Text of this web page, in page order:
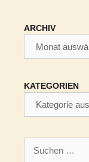
ARCHIV
KATEGORIEN
nach: